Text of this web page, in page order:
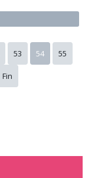
53 54 55
Fin